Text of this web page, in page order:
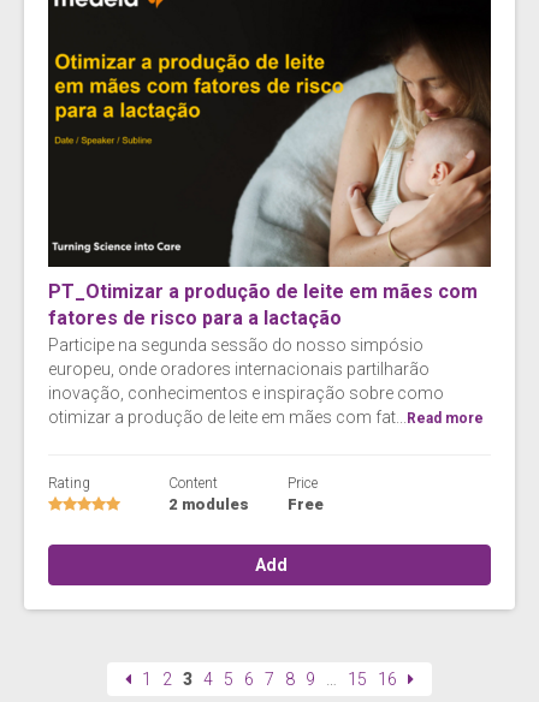
PT_Otimizar a produção de leite em mães com
fatores de risco para a lactação
Participe na segunda sessão do nosso simpósio
europeu, onde oradores internacionais partilharão
inovação, conhecimentos e inspiração sobre como
otimizar a produção de leite em mães com fat...
Read more
Rating Content
2 modules
Price
Free
Add
1 2 3 4 5 6 7 8 9 15 16